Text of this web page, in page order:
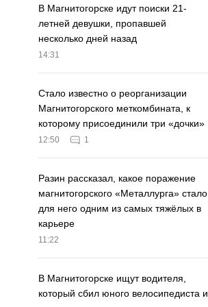
В Магнитогорске идут поиски 21-
летней девушки, пропавшей
несколько дней назад
14:31
Стало известно о реорганизации
Магнитогорского меткомбината, к
которому присоединили три «дочки»
12:50 1
Разин рассказал, какое поражение
магнитогорского «Металлурга» стало
для него одним из самых тяжёлых в
карьере
11:22
В Магнитогорске ищут водителя,
который сбил юного велосипедиста и